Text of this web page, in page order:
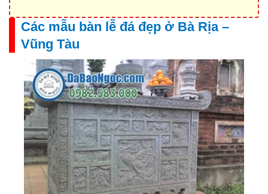
Các mẫu bàn lễ đá đẹp ở Bà Rịa –
Vũng Tàu